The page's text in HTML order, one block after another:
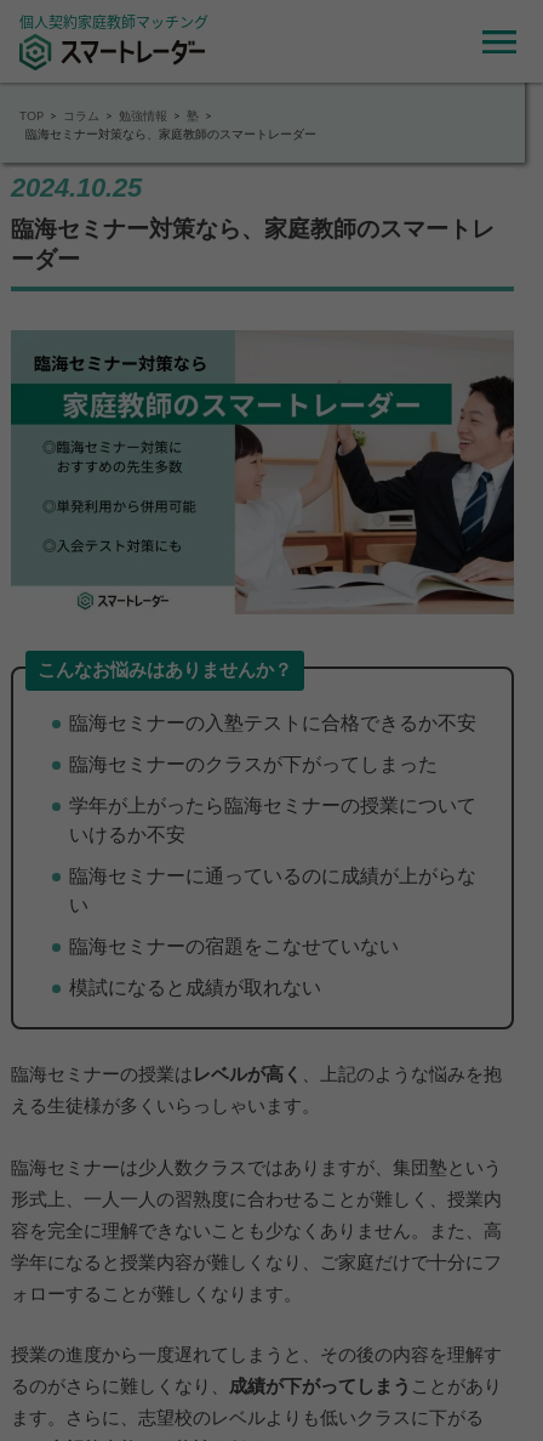
個人契約家庭教師マッチング
▶
▶
TOP コラム 勉強情報
塾
臨海セミナー対策なら、家庭教師のスマートレーダー
2024.10.25
臨海セミナー対策なら、家庭教師のスマートレ
ーダー
こんなお悩みはありませんか？
臨海セミナーの入塾テストに合格できるか不安
臨海セミナーのクラスが下がってしまった
学年が上がったら臨海セミナーの授業について
いけるか不安
臨海セミナーに通っているのに成績が上がらな
い
臨海セミナーの宿題をこなせていない
模試になると成績が取れない
臨海セミナーの授業は レベルが高く 、上記のような悩みを抱
える生徒様が多くいらっしゃいます。
臨海セミナーは少人数クラスではありますが、集団塾という
形式上、一人一人の習熟度に合わせることが難しく、授業内
容を完全に理解できないことも少なくありません。また、高
学年になると授業内容が難しくなり、ご家庭だけで十分にフ
ォローすることが難しくなります。
授業の進度から一度遅れてしまうと、その後の内容を理解す
るのがさらに難しくなり、 成績が下がってしまう ことがあり
ます。さらに、志望校のレベルよりも低いクラスに下がる